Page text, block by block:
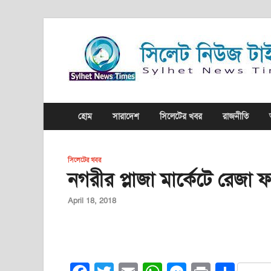
হোম সারাদেশ সিলেটের খবর রাজনীতি
সিলেটের খবর
নগরীর প্লাজা মার্কেটে রেজা
April 18, 2018